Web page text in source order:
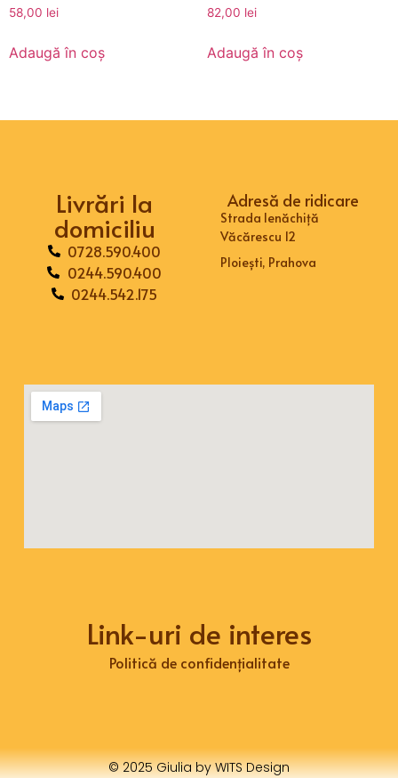
58,00 lei
Adaugă în coș
82,00 lei
Adaugă în coș
Link-uri de interes
Politică de confidențialitate
Livrări la
domiciliu
0728.590.400
0244.590.400
0244.542.175
Adresă de ridicare
Strada Ienăchiță
Văcărescu 12
Ploiești, Prahova
© 2025 Giulia by WITS Design